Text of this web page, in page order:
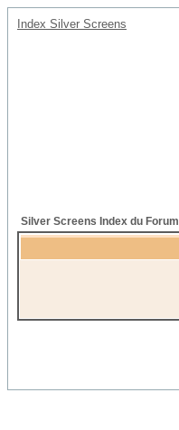
Index Silver Screens
Silver Screens Index du Forum